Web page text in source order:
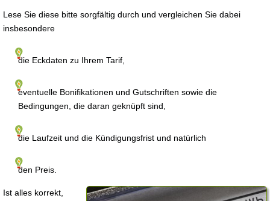
Lese Sie diese bitte sorgfältig durch und vergleichen Sie dabei
insbesondere
die Eckdaten zu Ihrem Tarif,
eventuelle Bonifikationen und Gutschriften sowie die
Bedingungen, die daran geknüpft sind,
die Laufzeit und die Kündigungsfrist und natürlich
den Preis.
Ist alles korrekt,